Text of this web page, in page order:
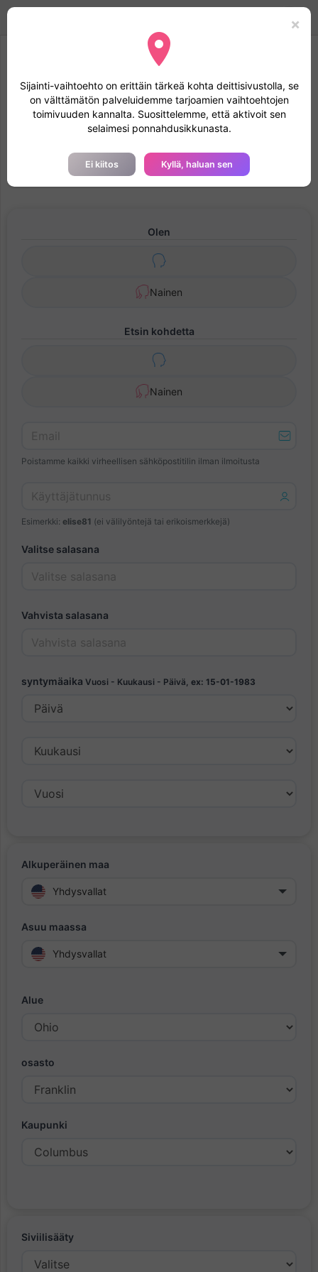
sijainnin
Suostumalla maantieteelliseen sijaintiin tiedostosi tutkitaan
nopeammin ja profiilisi saa muiden jäsenten luottamuksen
Vammaisyhteisö
Olen
Nainen
Etsin kohdetta
Nainen
Poistamme kaikki virheellisen sähköpostitilin ilman ilmoitusta
Esimerkki: elise81 (ei välilyöntejä tai erikoismerkkejä)
Valitse salasana
Vahvista salasana
syntymäaika Vuosi - Kuukausi - Päivä, ex: 15-01-1983
Alkuperäinen maa
Yhdysvallat
Asuu maassa
Yhdysvallat
Alue
osasto
Kaupunki
Siviilisääty
×
Sijainti-vaihtoehto on erittäin tärkeä kohta deittisivustolla, se
on välttämätön palveluidemme tarjoamien vaihtoehtojen
toimivuuden kannalta. Suosittelemme, että aktivoit sen
selaimesi ponnahdusikkunasta.
Ei kiitos Kyllä, haluan sen